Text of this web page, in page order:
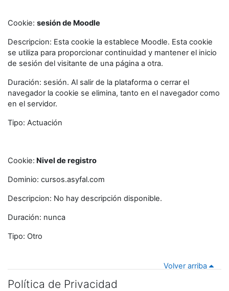
Cookie: sesión de Moodle
Descripcion: Esta cookie la establece Moodle. Esta cookie
se utiliza para proporcionar continuidad y mantener el inicio
de sesión del visitante de una página a otra.
Duración: sesión. Al salir de la plataforma o cerrar el
navegador la cookie se elimina, tanto en el navegador como
en el servidor.
Tipo: Actuación
Cookie: Nivel de registro
Dominio: cursos.asyfal.com
Descripcion: No hay descripción disponible.
Duración: nunca
Tipo: Otro
Volver arriba
Política de Privacidad